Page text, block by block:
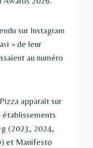
sur Instagram
» de leur
au numéro
apparaît sur
(2023, 2024,
et Manifesto